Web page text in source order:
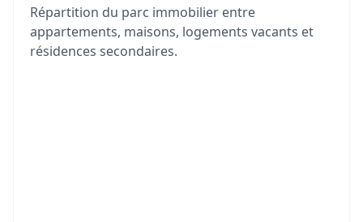
Répartition du parc immobilier entre
appartements, maisons, logements vacants et
résidences secondaires.